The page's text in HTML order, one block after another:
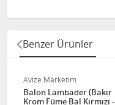
Benzer Ürünler
Avize Marketim
Balon Lambader (Bakır
Krom Füme Bal Kırmızı -